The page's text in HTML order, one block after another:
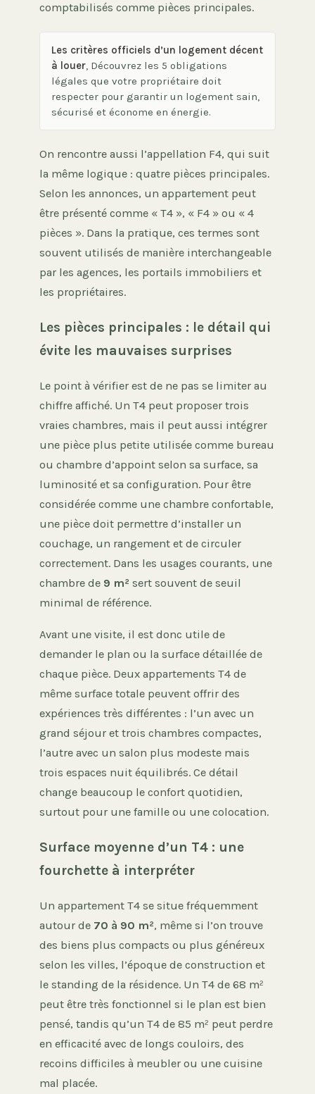
comptabilisés comme pièces principales.
Les critères officiels d’un logement décent
à louer, Découvrez les 5 obligations
légales que votre propriétaire doit
respecter pour garantir un logement sain,
sécurisé et économe en énergie.
On rencontre aussi l’appellation F4, qui suit
la même logique : quatre pièces principales.
Selon les annonces, un appartement peut
être présenté comme « T4 », « F4 » ou « 4
pièces ». Dans la pratique, ces termes sont
souvent utilisés de manière interchangeable
par les agences, les portails immobiliers et
les propriétaires.
Les pièces principales : le détail qui
évite les mauvaises surprises
Le point à vérifier est de ne pas se limiter au
chiffre affiché. Un T4 peut proposer trois
vraies chambres, mais il peut aussi intégrer
une pièce plus petite utilisée comme bureau
ou chambre d’appoint selon sa surface, sa
luminosité et sa configuration. Pour être
considérée comme une chambre confortable,
une pièce doit permettre d’installer un
couchage, un rangement et de circuler
correctement. Dans les usages courants, une
chambre de 9 m² sert souvent de seuil
minimal de référence.
Avant une visite, il est donc utile de
demander le plan ou la surface détaillée de
chaque pièce. Deux appartements T4 de
même surface totale peuvent offrir des
expériences très différentes : l’un avec un
grand séjour et trois chambres compactes,
l’autre avec un salon plus modeste mais
trois espaces nuit équilibrés. Ce détail
change beaucoup le confort quotidien,
surtout pour une famille ou une colocation.
Surface moyenne d’un T4 : une
fourchette à interpréter
Un appartement T4 se situe fréquemment
autour de 70 à 90 m², même si l’on trouve
des biens plus compacts ou plus généreux
selon les villes, l’époque de construction et
le standing de la résidence. Un T4 de 68 m²
peut être très fonctionnel si le plan est bien
pensé, tandis qu’un T4 de 85 m² peut perdre
en efficacité avec de longs couloirs, des
recoins difficiles à meubler ou une cuisine
mal placée.